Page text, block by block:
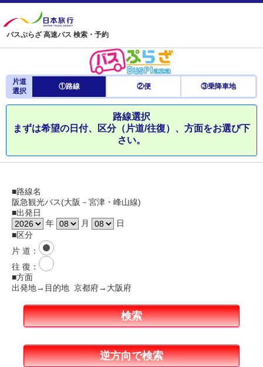
バスぷらざ 高速バス 検索・予約
片道
選択
①路線 ②便 ③乗降車地
路線選択
まずは希望の日付、区分（片道/往復）、方面をお選び下
さい。
■路線名
阪急観光バス(大阪－宮津・峰山線)
■出発日
年
月
日
■区分
片 道 ：
往 復 ：
■方面
出発地→目的地 京都府→大阪府